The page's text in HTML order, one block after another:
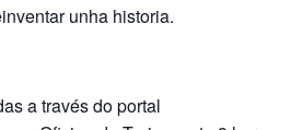
unha historia.
a través do portal